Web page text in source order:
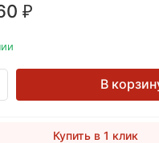
₽
В
Купить в 1 клик